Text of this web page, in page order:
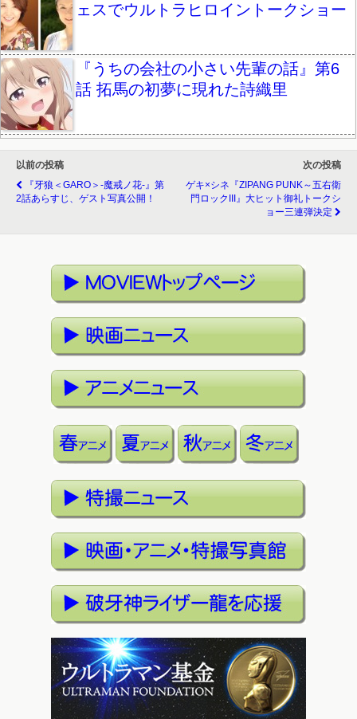
ェスでウルトラヒロイントークショー
『うちの会社の小さい先輩の話』第6
話 拓馬の初夢に現れた詩織里
以前の投稿
『牙狼＜GARO＞-魔戒ノ花-』第
2話あらすじ、ゲスト写真公開！
次の投稿
ゲキ×シネ『ZIPANG PUNK～五右衛
門ロックIII』大ヒット御礼トークシ
ョー三連弾決定